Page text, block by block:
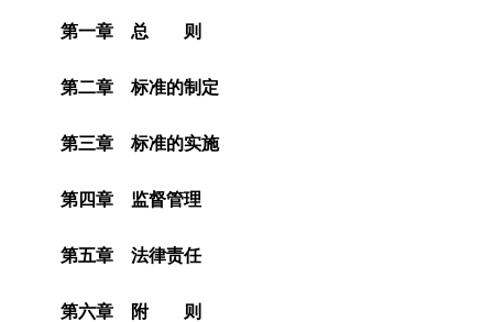
第一章 总 则
第二章 标准的制定
第三章 标准的实施
第四章 监督管理
第五章 法律责任
第六章 附 则